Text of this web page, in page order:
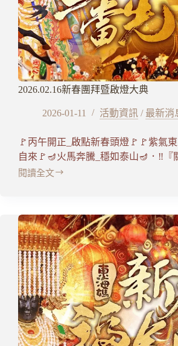
2026.02.16新春團拜暨啟燈大典
2026-01-11 活動資訊 / 最新消
🚩丙午開正_啟點新春頭燈🚩🚩紫氣
自來🚩🪔火馬奔騰_穩如泰山🪔．‼️
閱讀全文
2026.02.16
團
拜
暨
啟
燈
大
典